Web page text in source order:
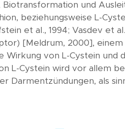
und
beziehungsweise L-
et al., 1994; Vasdev et
[Meldrum, 2000],
von L-Cystein
L-Cystein wird vor allem
Darmentzündungen, als